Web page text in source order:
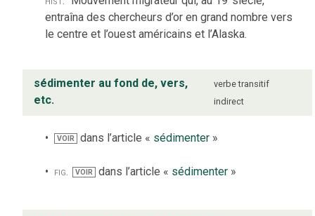
entraîna des chercheurs d’or en grand nombre vers
le centre et l’ouest américains et l’Alaska.
sédimenter au fond de, vers,
etc.
verbe transitif
indirect
VOIR dans l’article « sédimenter »
fig. VOIR dans l’article « sédimenter»